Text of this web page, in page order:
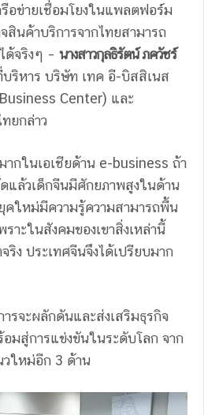
อข่ายเชื่อมโยงในแพลตฟอร์ม
สินค้าบริการจากไทยสามารถ
ด้จริงๆ – นางสาวกุลธิรัตน์ ภควัชร์
บริหาร บริษัท เทค อี-บิสสิเนส
Center) และ
ยกล่าว
กในเอเชียด้าน e-business ถ้า
ล้วเด็กจีนมีศักยภาพสูงในด้าน
คใหม่มีความรู้ความสามารถพื้น
าะในสังคมของเขาสิ่งเหล่านี้
ริง ประเทศจีนจึงได้เปรียบมาก
รจะผลักดันและส่งเสริมธุรกิจ
มสู่การแข่งขันในระดับโลก จาก
วใหม่อีก 3 ด้าน